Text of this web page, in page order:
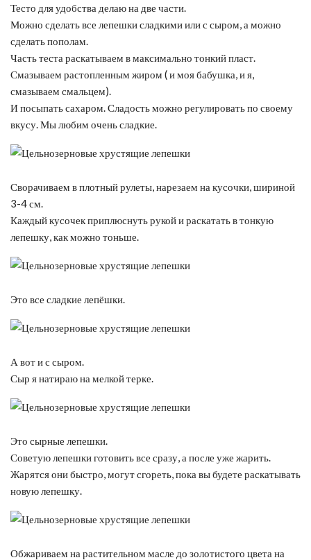
Тесто для удобства делаю на две части.
Можно сделать все лепешки сладкими или с сыром, а можно
сделать пополам.
Часть теста раскатываем в максимально тонкий пласт.
Смазываем растопленным жиром ( и моя бабушка, и я,
смазываем смальцем).
И посыпать сахаром. Сладость можно регулировать по своему
вкусу. Мы любим очень сладкие.
Сворачиваем в плотный рулеты, нарезаем на кусочки, шириной
3-4 см.
Каждый кусочек приплюснуть рукой и раскатать в тонкую
лепешку, как можно тоньше.
Это все сладкие лепёшки.
А вот и с сыром.
Сыр я натираю на мелкой терке.
Это сырные лепешки.
Советую лепешки готовить все сразу, а после уже жарить.
Жарятся они быстро, могут сгореть, пока вы будете раскатывать
новую лепешку.
Обжариваем на растительном масле до золотистого цвета на